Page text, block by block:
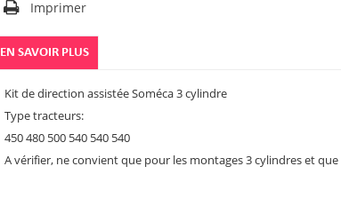
Imprimer
EN SAVOIR PLUS
Kit de direction assistée Soméca 3 cylindre
Type tracteurs:
450 480 500 540 540 540
A vérifier, ne convient que pour les montages 3 cylindres et